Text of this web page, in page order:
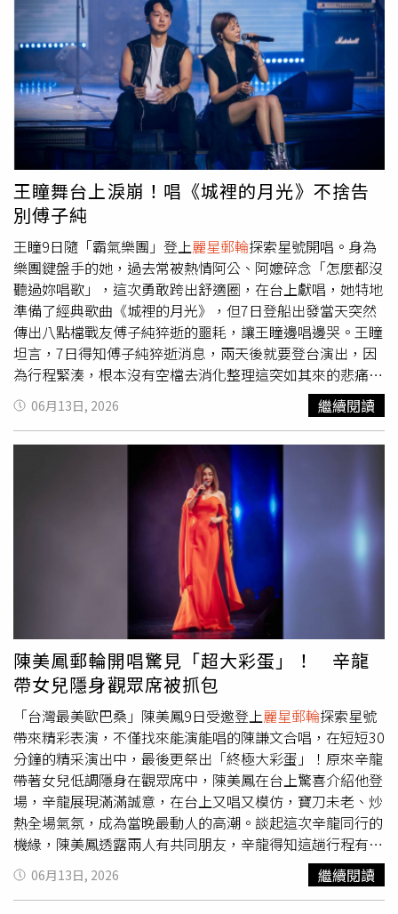
郵輪提供）麗星郵輪：麗星郵輪 2.0於夏季旅展期間，首度
公開探索星號秋季航程優惠「買4晚享5晚」、夏季航程「第
3人0元」、全台唯一郵輪敬老優惠及「The Palace 皇宮」
套房體驗價第 2 人半價等多重優惠；星夢郵輪雲頂夢號也將
同步加入旅展促銷，推出新加坡出發航程，同房第2~4人艙
房費只要10元。雄獅集團：東南亞挪威郵輪翡翠號14日，
獨家贈雙人台北-香港單程機票＋住宿，香港上船、新加坡
下船，旅展價96,000元起。日本TANGRAM班尾滑雪5日，旅
展價59,900元，現場最高再折 7,000元。鬼首度假村滑雪5
日，旅展價65,900元，現場最高再折7,000元。旅天下：東
南亞旅展清倉特惠12,999元起，過年早鳥最高折3,000元。
日本暑假小孩最高省一萬，過年早鳥最高折3,000元。長線
早鳥享優惠，秋冬第二人減15,000元，過年第二人折1萬。
可樂旅遊：夏季旅展限定優惠，跟團出國「萬元有找」！九
月連假出國最低13,900元起，日韓賞楓最低17,800元起，自
由行每人最高折3,000元，Club Med商品折2,000元，全球
機票、訂房88折起，高鐵旅遊商品全面69折起，國外票券
滿5,000元折500元，訂購迪士尼郵輪贈超值好禮。
了解，辛龍此行原本只是帶著10歲女兒霓霓登船度假，享受
難得的親子時光。他事後也坦言，這趟旅程留下許多珍貴回
憶，「這幾天親子關係，對我來說是很美麗的回憶。」而這
次郵輪之旅的起點，則是陳美鳳受邀擔任海上「星光演唱
會」演出嘉賓後，主動邀請辛龍父女同行。原本只是單純度
假的辛龍，後來得知陳美鳳將登台演出後，主動向對方表
示：「姐，我可以上來互動一下嗎？」甚至提前準備約10首
歌曲、伴唱帶與監聽設備。陳美鳳透露，辛龍前一天才傳訊
息告知要上船，沒想到彩排時竟穿著一身閃亮造型現身，還
主動協助幕後工作，讓眾人又驚又喜。為了讓辛龍順利登
台，陳美鳳還特地刪減3首歌曲騰出表演時間。當晚辛龍除
了與陳美鳳合唱經典歌曲〈愛情釀的酒〉外，也重現久違的
模仿秀。他坦言自己已經至少6年沒有公開模仿，「其實會
緊張」，但一拿起麥克風便立刻進入狀態，接連模仿張學
友、王傑、余天、姜育恆、齊秦及費玉清等歌手，無論歌聲
或神韻都維妙維肖，贏得滿場掌聲。陳美鳳笑說：「老闆賺
到、觀眾也賺到。」因為辛龍不僅唱歌，還帶來模仿橋段，
讓整場演唱會驚喜不斷。許多旅客事後也表示，能夠在郵輪
上看到久違的辛龍站上舞台，堪稱此行最大彩蛋。辛龍先前
曾透露，過去幾年幾乎把全部時間投入照顧女兒與音樂創
作。談到如今已10歲的霓霓，他認為女兒遺傳了劉真的好品
味，無論外型、個性或穿搭想法都很像媽媽。不過為了保護
孩子隱私，他也多次懇請外界不要拍攝女兒，希望她能在平
靜環境中健康成長。辛龍近日帶著10歲女兒搭乘郵輪出遊，
被好友王瞳巧遇並開心合影。（圖／翻攝自臉書，王瞳）
王瞳舞台上淚崩！唱《城裡的月光》不捨告
別傅子純
王瞳9日隨「霸氣樂團」登上麗星郵輪探索星號開唱。身為
樂團鍵盤手的她，過去常被熱情阿公、阿嬤碎念「怎麼都沒
聽過妳唱歌」，這次勇敢跨出舒適圈，在台上獻唱，她特地
準備了經典歌曲《城裡的月光》，但7日登船出發當天突然
傳出八點檔戰友傅子純猝逝的噩耗，讓王瞳邊唱邊哭。王瞳
坦言，7日得知傅子純猝逝消息，兩天後就要登台演出，因
為行程緊湊，根本沒有空檔去消化整理這突如其來的悲痛，
只能一直忍著情緒。在唱《城裡的月光》前，她在台上感性
告白：「我又失去一個很好的朋友，大家應該都有看新聞，
他是一個非常溫暖非常棒的人 ，我想了很多天，這首歌很
適合送給他。」當音樂響起的那一刻，王瞳積壓多日的情感
瞬間湧上，她在台上哽咽表示：「本來不想哭的，想把這首
歌送給他，把這幾天的思念傳達出去。」王瞳邊唱邊哭，一
度唱不下去。雖然自嘲「平常唱歌就已經不好聽了，哭了以
後變得更不好聽」，但王瞳真誠的情感與淚水，打動現場觀
眾。王瞳感性地表示，這次的演出機會，讓她能有一個宣洩
的出口，把壓抑的情緒釋放出來，等郵輪行程結束，一回到
台北，她就會立刻安排時間去傅子純靈堂，親自向他好好道
別。為滿足不同年齡層旅客需求，探索星號今年暑假持續推
出分齡化娛樂內容規劃。從熟齡旅客喜愛的經典金曲演唱
會、年輕族群熱愛的主題派對，到親子家庭期待的互動體驗
與夏令營活動，讓不同世代旅客都能在同一趟旅程中找到屬
於自己的精彩時光。今年6月至8月期間，探索星號將陸續推
出多場演唱會及主題活動，包括陳明真、Makiyo、季忠
平、曾心梅、紀曉君、巴大雄及國語作業簿等不同世代藝人
輪番登船演出，讓娛樂成為旅程的一部分。每年深受親子家
庭喜愛的「星海夏令營」今年亦全面升級回歸，內容涵蓋星
海觀星營、星海泡泡Lab、星海小畫家、星海拼圖王、星海
小廚神及星海霓虹派對等活動，並邀請知名魔術師Sunny
Chen陳日昇登船演出，透過寓教於樂的互動內容，讓孩子
在旅途中探索、學習與成長。隨著暑假旅遊旺季即將到來，
麗星郵輪同步推出618年中慶優惠，首次針對暑假5晚以上
06月13日, 2026 繼續閱讀
陳美鳳郵輪開唱驚見「超大彩蛋」！ 辛龍
帶女兒隱身觀眾席被抓包
「台灣最美歐巴桑」陳美鳳9日受邀登上麗星郵輪探索星號
帶來精彩表演，不僅找來能演能唱的陳謙文合唱，在短短30
分鐘的精采演出中，最後更祭出「終極大彩蛋」！原來辛龍
帶著女兒低調隱身在觀眾席中，陳美鳳在台上驚喜介紹他登
場，辛龍展現滿滿誠意，在台上又唱又模仿，寶刀未老、炒
熱全場氣氛，成為當晚最動人的高潮。談起這次辛龍同行的
機緣，陳美鳳透露兩人有共同朋友，辛龍得知這趟行程有
她，便說「我也要來」，陳美鳳立刻熱情回應「歡迎啊，太
好了！」結果辛龍連耳麥和伴唱帶都提早準備好，一上船就
06月13日, 2026 繼續閱讀